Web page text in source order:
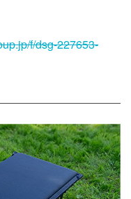
f/dsg-227653-